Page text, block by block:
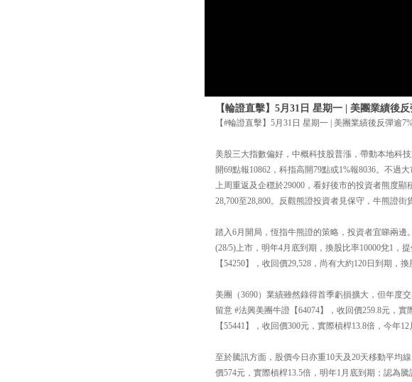
【輪證直擊】5月31日 星期一 | 美團業績後
【#輪證直擊】5月31日 星期一 | 美團業績後反彈逾
美股三大指數偏好，中概科技股普漲，帶動本地科
開69點報10862，科指高開79點或1%報8036。不
上周重返及企穩於29000，看好後市的投資者熊度
28,700至28,800。反觀熊證投資者見保守，牛熊證街
踏入6月開局，恆指牛熊證的策略，投資者宜睇兩邊
(28/5)上市，明年4月底到期，換股比率10000兌1，
【54250】，收回價29,528，尚有大約120日到期，
美團（3690）業績雖然錄得首季虧損擴大，但年度
留意 #法興美團牛證【64074】，收回價259.8元，
【55441】，收回價300元，實際槓桿13.8倍，今年
至於騰訊方面，股價今日亦重10天及20天移動平均
價574元，實際槓桿13.5倍，明年1月底到期；認為